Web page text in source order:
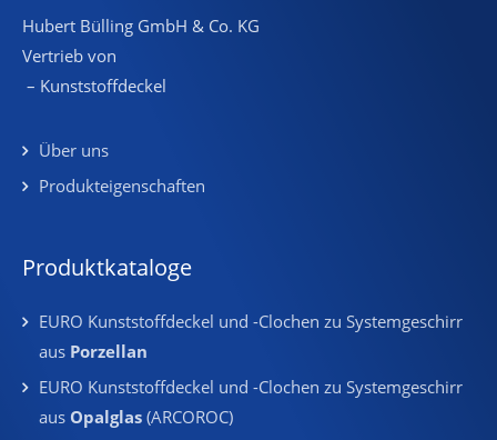
Hubert Bülling GmbH & Co. KG
Vertrieb von
– Kunststoffdeckel
Über uns
Produkteigenschaften
Produktkataloge
EURO Kunststoffdeckel und -Clochen zu Systemgeschirr
aus Porzellan
EURO Kunststoffdeckel und -Clochen zu Systemgeschirr
aus Opalglas (ARCOROC)